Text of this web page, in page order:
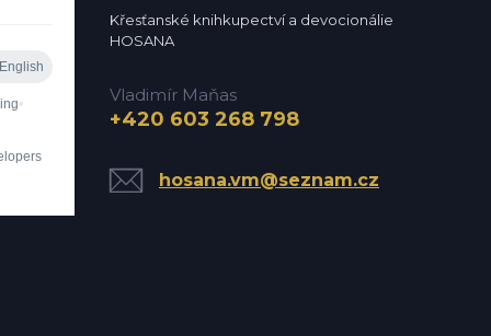
Křesťanské knihkupectví a devocionálie
HOSANA
Vladimír Maňas
+420 603 268 798
hosana.vm@seznam.cz